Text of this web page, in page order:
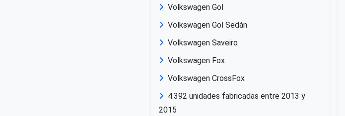
Volkswagen Gol
Volkswagen Gol Sedán
Volkswagen Saveiro
Volkswagen Fox
Volkswagen CrossFox
4.392 unidades fabricadas entre 2013 y
2015